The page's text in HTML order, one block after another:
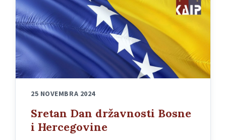
25 NOVEMBRA 2024
Sretan Dan državnosti Bosne
i Hercegovine